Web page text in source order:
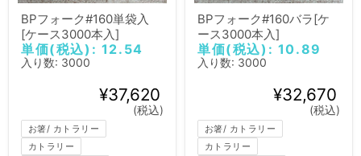
BPフォーク#160単袋入
[ケース3000本入]
単価(税込): 12.54
入り数: 3000
¥37,620
(税込)
お箸/ カトラリー
カトラリー
BPフォーク#160バラ[ケ
ース3000本入]
単価(税込): 10.89
入り数: 3000
¥32,670
(税込)
お箸/ カトラリー
カトラリー